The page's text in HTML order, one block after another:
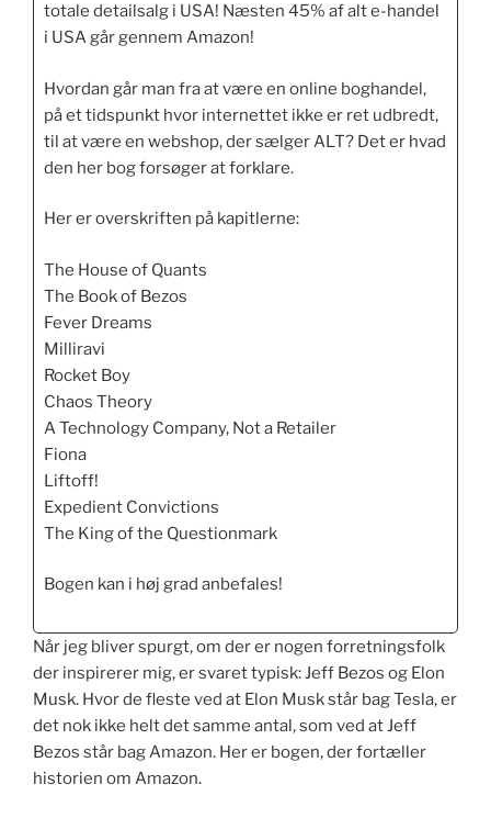
totale detailsalg i USA! Næsten 45% af alt e-handel
i USA går gennem Amazon!
Hvordan går man fra at være en online boghandel,
på et tidspunkt hvor internettet ikke er ret udbredt,
til at være en webshop, der sælger ALT? Det er hvad
den her bog forsøger at forklare.
Her er overskriften på kapitlerne:
The House of Quants
The Book of Bezos
Fever Dreams
Milliravi
Rocket Boy
Chaos Theory
A Technology Company, Not a Retailer
Fiona
Liftoff!
Expedient Convictions
The King of the Questionmark
Bogen kan i høj grad anbefales!
Når jeg bliver spurgt, om der er nogen forretningsfolk
der inspirerer mig, er svaret typisk: Jeff Bezos og Elon
Musk. Hvor de fleste ved at Elon Musk står bag Tesla, er
det nok ikke helt det samme antal, som ved at Jeff
Bezos står bag Amazon. Her er bogen, der fortæller
historien om Amazon.